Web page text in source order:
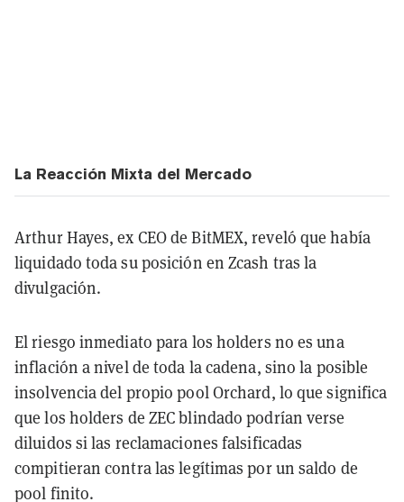
La Reacción Mixta del Mercado
Arthur Hayes, ex CEO de BitMEX, reveló que había
liquidado toda su posición en Zcash tras la
divulgación.
El riesgo inmediato para los holders no es una
inflación a nivel de toda la cadena, sino la posible
insolvencia del propio pool Orchard, lo que significa
que los holders de ZEC blindado podrían verse
diluidos si las reclamaciones falsificadas
compitieran contra las legítimas por un saldo de
pool finito.